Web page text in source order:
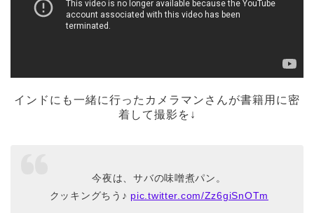
インドにも一緒に行ったカメラマンさんが書籍用に密
着して撮影を↓
今夜は、サバの味噌煮パン。
クッキングちう♪ pic.twitter.com/Zz6giSnOTm